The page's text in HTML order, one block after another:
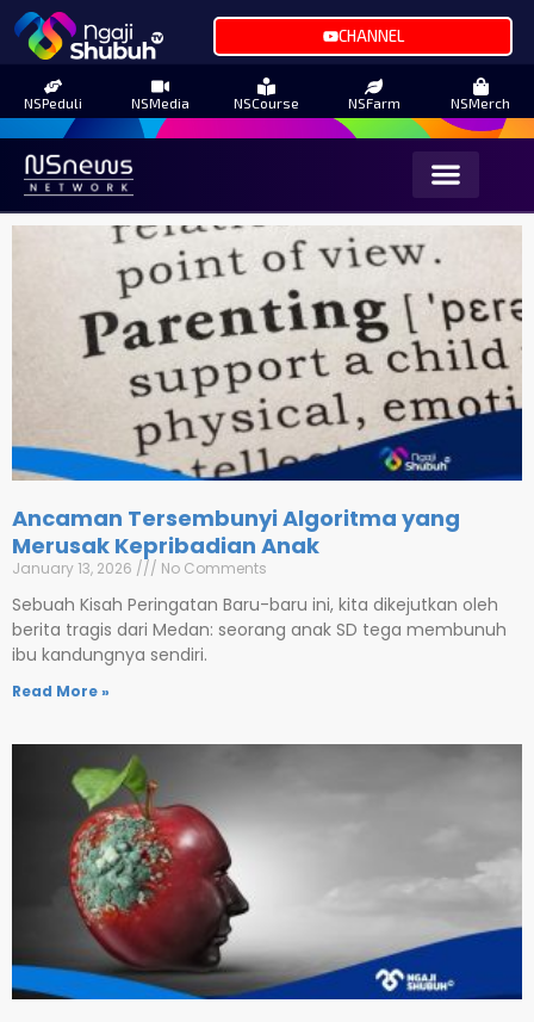
CHANNEL
NSPeduli NSMedia NSCourse NSFarm NSMerch
Ancaman Tersembunyi Algoritma yang
Merusak Kepribadian Anak
January 13, 2026 No Comments
Sebuah Kisah Peringatan Baru-baru ini, kita dikejutkan oleh
berita tragis dari Medan: seorang anak SD tega membunuh
ibu kandungnya sendiri.
Read More »